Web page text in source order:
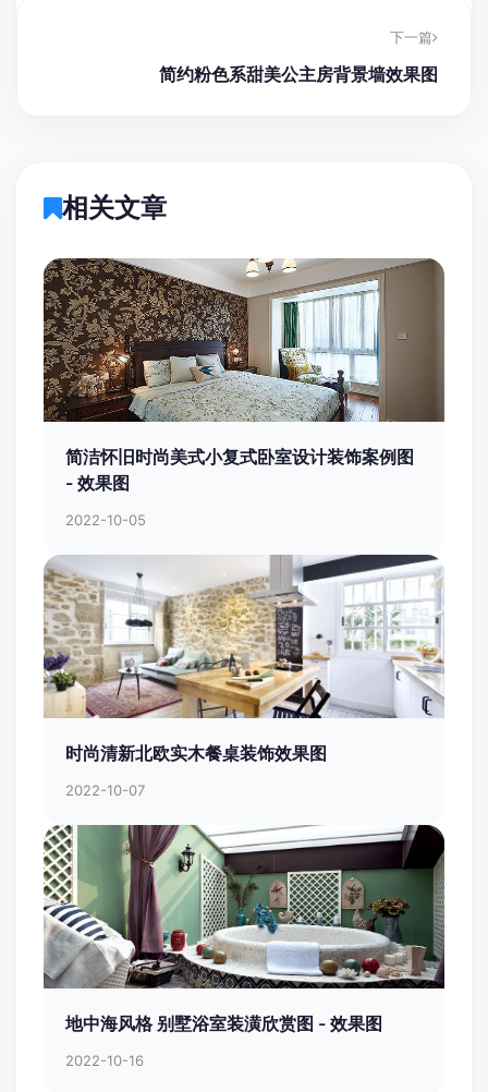
下一篇
简约粉色系甜美公主房背景墙效果图
相关文章
简洁怀旧时尚美式小复式卧室设计装饰案例图
- 效果图
2022-10-05
时尚清新北欧实木餐桌装饰效果图
2022-10-07
地中海风格 别墅浴室装潢欣赏图 - 效果图
2022-10-16